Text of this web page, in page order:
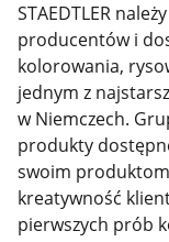
STAEDTLER
producentów i
kolorowania,
jednym z
w Niemczech.
produkty
swoim produktom
kreatywność
pierwszych prób